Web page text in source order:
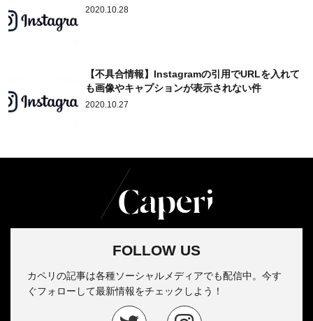
2020.10.28
【不具合情報】Instagramの引用でURLを入れて
も画像やキャプションが表示されない件
2020.10.27
FOLLOW US
カペリの記事は各種ソーシャルメディアでも配信中。今す
ぐフォローして最新情報をチェックしよう！